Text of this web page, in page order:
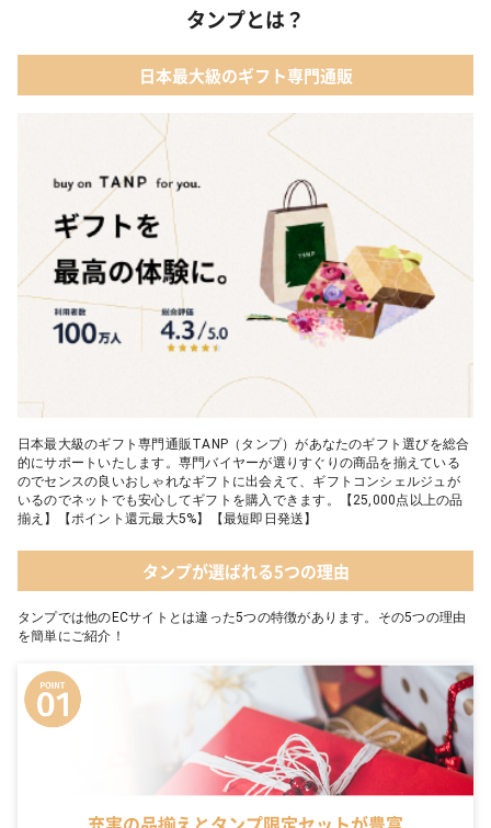
タンプとは？
日本最大級のギフト専門通販
日本最大級のギフト専門通販TANP（タンプ）があなたのギフト選びを総合
的にサポートいたします。専門バイヤーが選りすぐりの商品を揃えている
のでセンスの良いおしゃれなギフトに出会えて、ギフトコンシェルジュが
いるのでネットでも安心してギフトを購入できます。【25,000点以上の品
揃え】【ポイント還元最大5%】【最短即日発送】
タンプが選ばれる5つの理由
タンプでは他のECサイトとは違った5つの特徴があります。その5つの理由
を簡単にご紹介！